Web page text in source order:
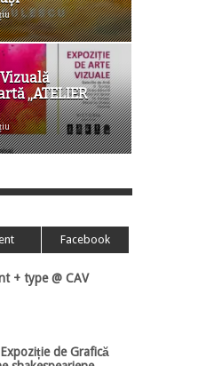
„ATELIER
Facebook
+ type @ CAV
de Grafică